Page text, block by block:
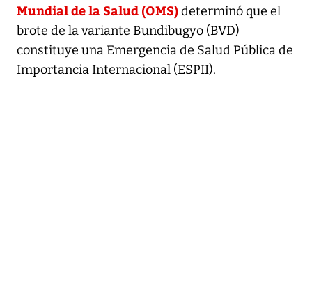
Mundial de la Salud (OMS)determinó que el
brote de la variante Bundibugyo (BVD)
constituye una Emergencia de Salud Pública de
Importancia Internacional (ESPII).